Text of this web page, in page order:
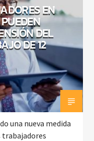
EN
DEL
DE 12
una nueva medida
trabajadores